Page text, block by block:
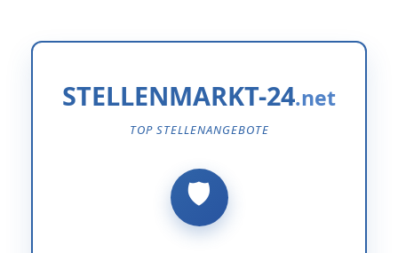
STELLENMARKT-24
TOP STELLENANGEBOTE